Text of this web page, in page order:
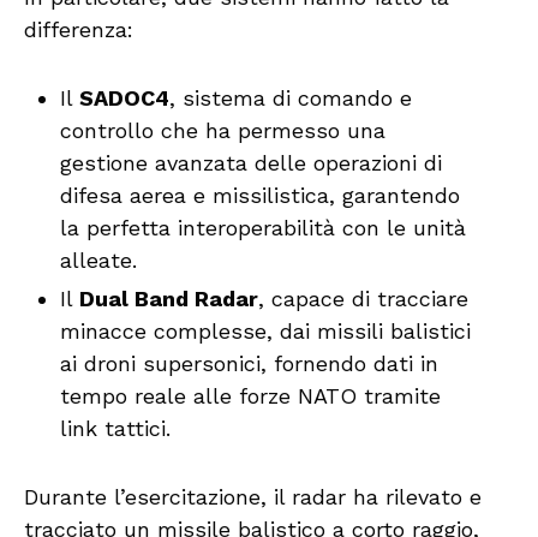
differenza:
Il SADOC4, sistema di comando e
controllo che ha permesso una
gestione avanzata delle operazioni di
difesa aerea e missilistica, garantendo
la perfetta interoperabilità con le unità
alleate.
Il Dual Band Radar, capace di tracciare
minacce complesse, dai missili balistici
ai droni supersonici, fornendo dati in
tempo reale alle forze NATO tramite
link tattici.
Durante l’esercitazione, il radar ha rilevato e
tracciato un missile balistico a corto raggio,